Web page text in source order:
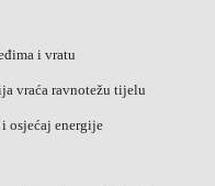
i vratu
vraća ravnotežu tijelu
osjećaj energije